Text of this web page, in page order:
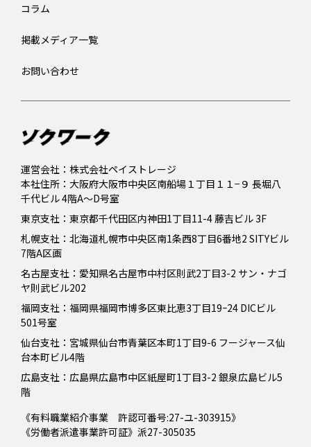
コラム
掲載メディア一覧
お問い合わせ
運営会社：株式会社ペイストレージ
本社住所：大阪府大阪市中央区南船場１丁目１１−９ 長堀八
千代ビル 4階A～D号室
東京支社：東京都千代田区内神田1丁目11-4 藤吉ビル 3F
札幌支社：北海道札幌市中央区南1条西8丁目6番地2 SITYビル
7階A区画
名古屋支社：愛知県名古屋市中村区則武2丁目3-2 サン・ナゴ
ヤ則武ビル202
福岡支社：福岡県福岡市博多区東比恵3丁目19ｰ24 DICビル
501号室
仙台支社：宮城県仙台市青葉区本町1丁目9-6 フージャース仙
台本町ビル4階
広島支社：広島県広島市中区紙屋町1丁目3-2 銀泉広島ビル5
階
《有料職業紹介事業 許認可番号:27-ユ-303915》
《労働者派遣事業許可証》派27-305035